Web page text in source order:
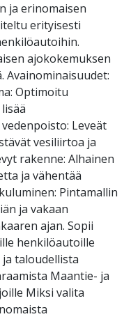
ja erinomaisen
erityisesti
ajokokemuksen
Avainominaisuudet:
Optimoitu
Leveät
vesiliirtoa ja
rakenne: Alhainen
ja vähentää
Pintamallin
ja vakaan
ajan. Sopii
henkilöautoille
taloudellista
Maantie- ja
Miksi valita